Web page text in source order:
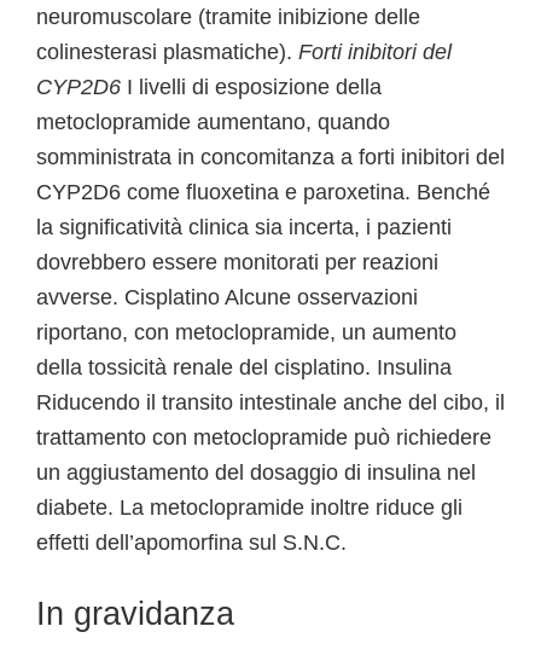
neuromuscolare (tramite inibizione delle
colinesterasi plasmatiche). Forti inibitori del
CYP2D6 I livelli di esposizione della
metoclopramide aumentano, quando
somministrata in concomitanza a forti inibitori del
CYP2D6 come fluoxetina e paroxetina. Benché
la significatività clinica sia incerta, i pazienti
dovrebbero essere monitorati per reazioni
avverse. Cisplatino Alcune osservazioni
riportano, con metoclopramide, un aumento
della tossicità renale del cisplatino. Insulina
Riducendo il transito intestinale anche del cibo, il
trattamento con metoclopramide può richiedere
un aggiustamento del dosaggio di insulina nel
diabete. La metoclopramide inoltre riduce gli
effetti dell’apomorfina sul S.N.C.
In gravidanza